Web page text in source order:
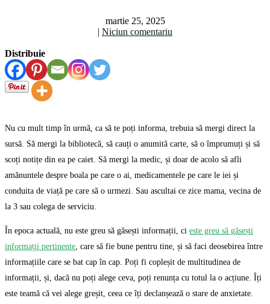
martie 25, 2025
| Niciun comentariu
Distribuie
Nu cu mult timp în urmă, ca să te poți informa, trebuia să mergi direct la
sursă. Să mergi la bibliotecă, să cauți o anumită carte, să o împrumuți și să
scoți notițe din ea pe caiet. Să mergi la medic, și doar de acolo să afli
amănuntele despre boala pe care o ai, medicamentele pe care le iei și
conduita de viață pe care să o urmezi. Sau ascultai ce zice mama, vecina de
la 3 sau colega de serviciu.
În epoca actuală, nu este greu să găsești informații, ci este greu să găsești
informații pertinente, care să fie bune pentru tine, și să faci deosebirea între
informațiile care se bat cap în cap. Poți fi copleșit de multitudinea de
informații, și, dacă nu poți alege ceva, poți renunța cu totul la o acțiune. Îți
este teamă că vei alege greșit, ceea ce îți declanșează o stare de anxietate.